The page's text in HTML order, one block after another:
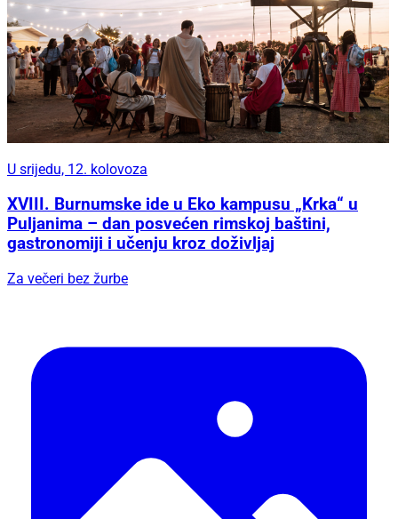
U srijedu, 12. kolovoza
XVIII. Burnumske ide u Eko kampusu „Krka“ u
Puljanima – dan posvećen rimskoj baštini,
gastronomiji i učenju kroz doživljaj
Za večeri bez žurbe